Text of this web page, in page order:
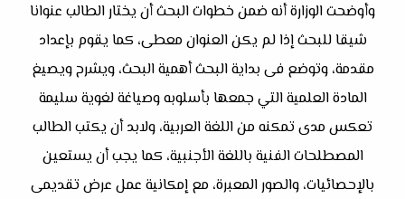
وأوضحت الوزارة أنه ضمن خطوات البحث أن يختار الطالب عنوانا
شيقا للبحث إذا لم يكن العنوان معطى، كما يقوم بإعداد
مقدمة، وتوضع فى بداية البحث أهمية البحث، ويشرح ويصيغ
المادة العلمية التي جمعها بأسلوبه وصياغة لغوية سليمة
تعكس مدى تمكنه من اللغة العربية، ولابد أن يكتب الطالب
المصطلحات الفنية باللغة الأجنبية، كما يجب أن يستعين
بالإحصائيات، والصور المعبرة، مع إمكانية عمل عرض تقديمى